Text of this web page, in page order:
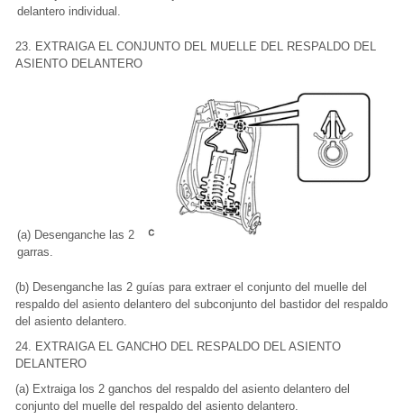
delantero individual.
23. EXTRAIGA EL CONJUNTO DEL MUELLE DEL RESPALDO DEL
ASIENTO DELANTERO
(a) Desenganche las 2
garras.
(b) Desenganche las 2 guías para extraer el conjunto del muelle del
respaldo del asiento delantero del subconjunto del bastidor del respaldo
del asiento delantero.
24. EXTRAIGA EL GANCHO DEL RESPALDO DEL ASIENTO
DELANTERO
(a) Extraiga los 2 ganchos del respaldo del asiento delantero del
conjunto del muelle del respaldo del asiento delantero.